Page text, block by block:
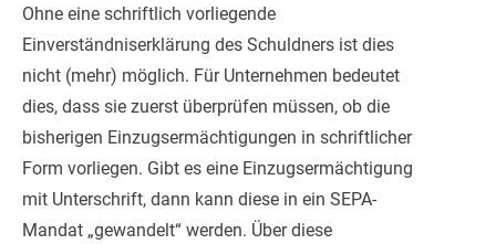
Ohne eine schriftlich vorliegende
Einverständniserklärung des Schuldners ist dies
nicht (mehr) möglich. Für Unternehmen bedeutet
dies, dass sie zuerst überprüfen müssen, ob die
bisherigen Einzugsermächtigungen in schriftlicher
Form vorliegen. Gibt es eine Einzugsermächtigung
mit Unterschrift, dann kann diese in ein SEPA-
Mandat „gewandelt“ werden. Über diese